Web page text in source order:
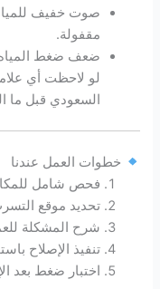
صوت خفيف
مقفولة.
ضعف ضغط المياه
لو لاحظت أي
السعودي قبل ما
خطوات العمل عندنا
فحص شامل
تحديد موقع
شرح المشكلة
تنفيذ الإصلاح
اختبار ضغط بعد